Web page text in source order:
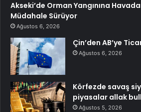
Akseki’de Orman Yangınına
Müdahale Sürüyor
Ağustos 6, 2026
Çin’den AB’ye
Ağustos 6, 2026
Körfezde savaş
piyasalar allak
Ağustos 5, 2026